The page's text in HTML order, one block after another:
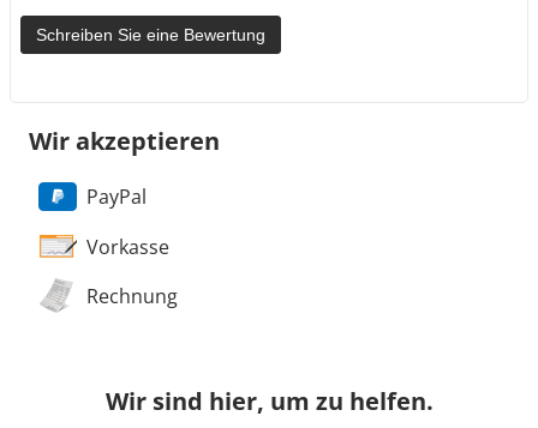
Schreiben Sie eine Bewertung
Wir akzeptieren
PayPal
Vorkasse
Rechnung
Wir sind hier, um zu helfen.